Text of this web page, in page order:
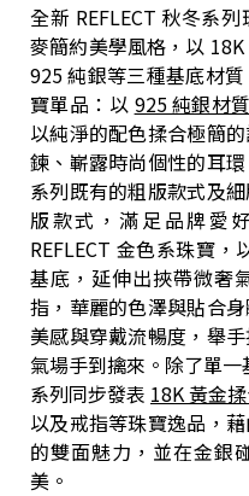
全新 REFLECT 秋冬系
麥簡約美學風格，以
925 純銀等三種基底材
寶單品：以 925純銀材質
以純淨的配色揉合極簡
鍊、嶄露時尚個性的耳
系列既有的粗版款式及
版款式，滿足品牌愛
REFLECT 金色系珠寶
基底，延伸出挾帶微奢
指，華麗的色澤與貼合
美感與穿戴流暢度，舉
氣場手到擒來。除了單一
系列同步發表 18K黃金
以及戒指等珠寶逸品，
的雙面魅力，並在金銀
美。